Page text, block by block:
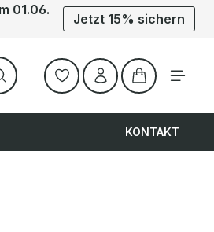
01.06.
Jetzt 15% sichern
Warenkorb
KONTAKT